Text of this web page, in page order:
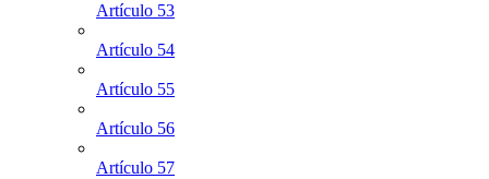
Artículo 53
Artículo 54
Artículo 55
Artículo 56
Artículo 57